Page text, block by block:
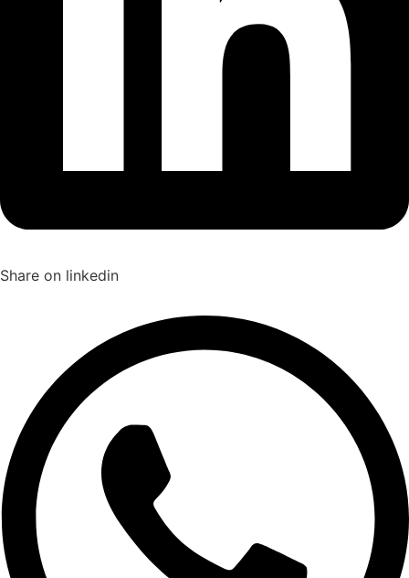
Share on linkedin